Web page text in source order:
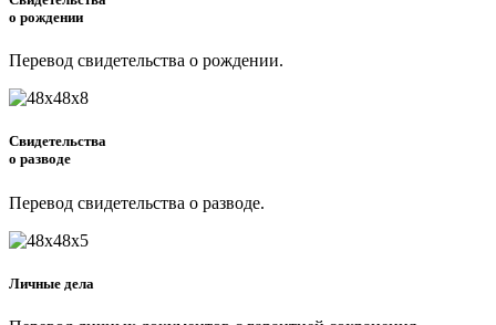
о рождении
Перевод свидетельства о рождении.
Свидетельства
о разводе
Перевод свидетельства о разводе.
Личные дела